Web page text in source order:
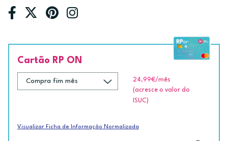
Cartão RP ON
24,99€/mês
(acresce o valor do
ISUC)
Visualizar Ficha de Informação Normalizada